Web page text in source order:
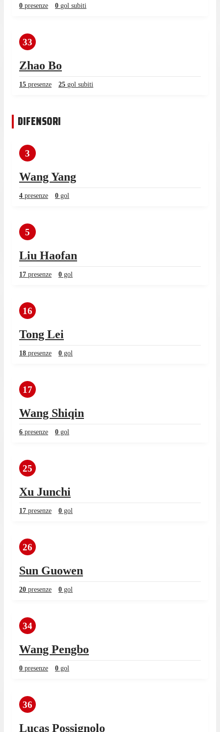
0 presenze 0 gol subiti
33
Zhao Bo
15 presenze 25 gol subiti
DIFENSORI
3
Wang Yang
4 presenze 0 gol
5
Liu Haofan
17 presenze 0 gol
16
Tong Lei
18 presenze 0 gol
17
Wang Shiqin
6 presenze 0 gol
25
Xu Junchi
17 presenze 0 gol
26
Sun Guowen
20 presenze 0 gol
34
Wang Pengbo
0 presenze 0 gol
36
Lucas Possignolo